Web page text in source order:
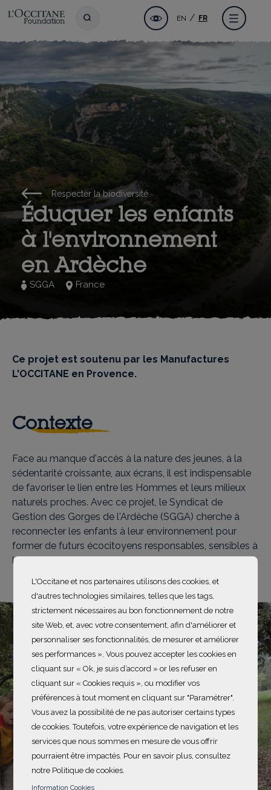
Aller
au
contenu
principal
Fondation l'OCCITANE
Toggle search Accessibilité
EN FR Menu
Respecter la biodiversité
Éduquer les enfants
à l'environnement
en Ardèche
SGGA France
Ce projet est soutenu par les Manufactures
L'OCCITANE en Provence.
Contexte
Face au manque d'accès à la nature des jeunes, à la
sédentarité croissante, aux écrans, il est indispensable
de favoriser le lien entre les Hommes et leurs milieux
naturels proches. Avec ce projet, le Syndicat de
Gestion des Gorges de l'Ardèche (SGGA) cherche à
reconnecter les enfants à leur environnement pour
former de futurs écocitoyens responsables, sensibles à
la nature proche d’eux et en meilleur santé.
L'Occitane et nos partenaires utilisons des cookies, et
d'autres technologies similaires, telles que les tags,
strictement nécessaires au bon fonctionnement de notre
site Web, et, avec votre consentement, afin d'améliorer et
personnaliser ses fonctionnalités, de mesurer et améliorer
ses performances ». Vous pouvez accepter les cookies en
cliquant sur « Ok, je suis d’accord » or les refuser en
cliquant sur « Cookies requis », ou modifier vos
préférences à tout moment en cliquant sur "Paramétrer".
Vous avez la possibilité de ne pas autoriser certains types
de cookies. Toutefois, votre expérience de navigation et les
services que nous sommes en mesure de vous offrir
pourraient être impactés. Pour en savoir plus, consultez
notre Politique de cookies.
Information Cookies